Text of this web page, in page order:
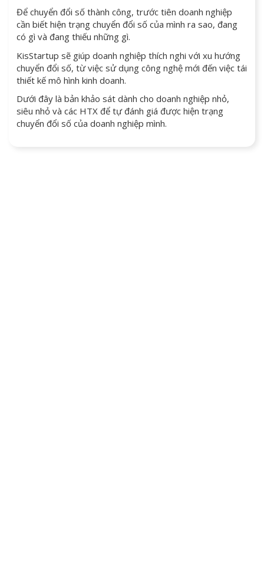
Để chuyển đổi số thành công, trước tiên doanh nghiệp
cần biết hiện trạng chuyển đổi số của mình ra sao, đang
có gì và đang thiếu những gì.
KisStartup sẽ giúp doanh nghiệp thích nghi với xu hướng
chuyển đổi số, từ việc sử dụng công nghệ mới đến việc tái
thiết kế mô hình kinh doanh.
Dưới đây là bản khảo sát dành cho doanh nghiệp nhỏ,
siêu nhỏ và các HTX để tự đánh giá được hiện trạng
chuyển đổi số của doanh nghiệp mình.